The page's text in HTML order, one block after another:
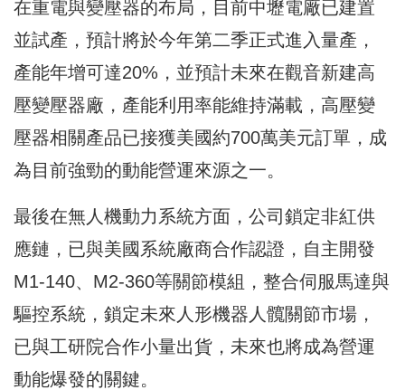
在重電與變壓器的布局，目前中壢電廠已建置
並試產，預計將於今年第二季正式進入量產，
產能年增可達20%，並預計未來在觀音新建高
壓變壓器廠，產能利用率能維持滿載，高壓變
壓器相關產品已接獲美國約700萬美元訂單，成
為目前強勁的動能營運來源之一。
最後在無人機動力系統方面，公司鎖定非紅供
應鏈，已與美國系統廠商合作認證，自主開發
M1‑140、M2‑360等關節模組，整合伺服馬達與
驅控系統，鎖定未來人形機器人髖關節市場，
已與工研院合作小量出貨，未來也將成為營運
動能爆發的關鍵。